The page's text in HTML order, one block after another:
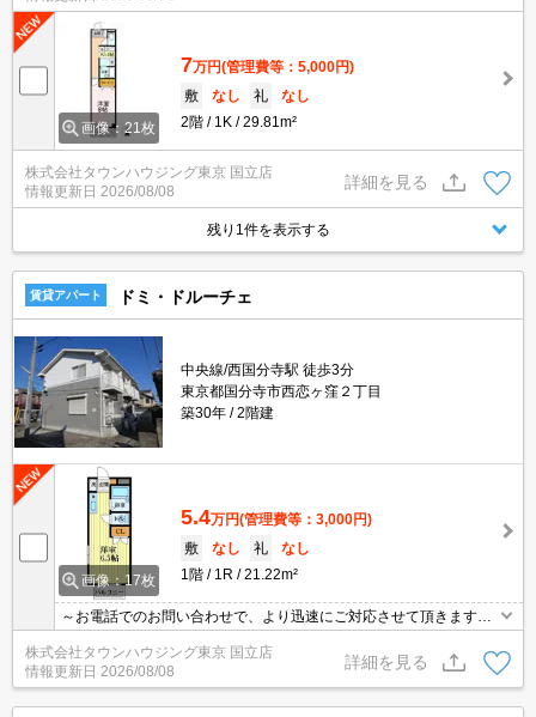
画像：21枚
7万円(管理費等：5,000円)
敷
なし 礼
なし
2階
1K 29.81m²
株式会社タウンハウジング東京 国立店
情報更新日 2026/08/08
詳細を見る
残り1件を表示する
賃貸アパート ドミ・ドルーチェ
中央線/西国分寺駅 徒歩3分
東京都国分寺市西恋ヶ窪２丁目
築30年
2階建
画像：17枚
5.4万円(管理費等：3,000円)
敷
なし 礼
なし
1階
1R 21.22m²
～お電話でのお問い合わせで、より迅速にご対応させて頂きます～
地域密着タウンハウジング【国立店】まで～
株式会社タウンハウジング東京 国立店
情報更新日 2026/08/08
詳細を見る